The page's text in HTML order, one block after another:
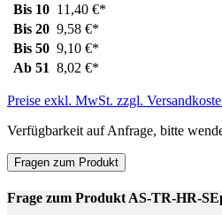
Bis 10 11,40 €*
Bis 20 9,58 €*
Bis 50 9,10 €*
Ab 51 8,02 €*
Preise exkl. MwSt. zzgl.
Verfügbarkeit auf Anfrage, bitte
Fragen zum Produkt
Frage zum Produkt AS-TR-HR-